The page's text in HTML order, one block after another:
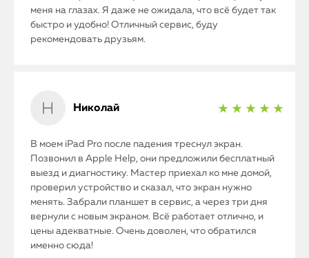
меня на глазах. Я даже не ожидала, что всё будет так
быстро и удобно! Отличный сервис, буду
рекомендовать друзьям.
Николай ★ ★ ★ ★ ★
В моем iPad Pro после падения треснул экран.
Позвонил в Apple Help, они предложили бесплатный
выезд и диагностику. Мастер приехал ко мне домой,
проверил устройство и сказал, что экран нужно
менять. Забрали планшет в сервис, а через три дня
вернули с новым экраном. Всё работает отлично, и
цены адекватные. Очень доволен, что обратился
именно сюда!